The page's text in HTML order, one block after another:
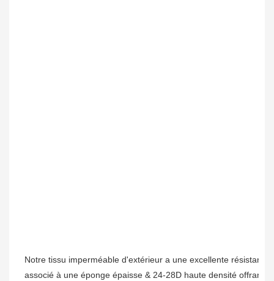
Notre tissu imperméable d'extérieur a une excellente
associé à une éponge épaisse & 24-28D haute densité offrant